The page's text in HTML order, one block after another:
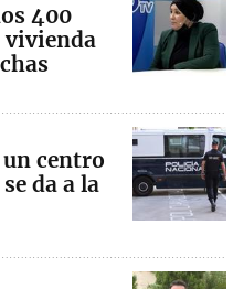
400
vivienda
un centro
da a la